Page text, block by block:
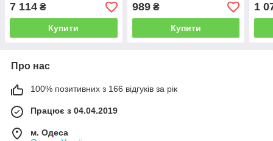
7 114 ₴
Купити
989₴
Купити
1
Про нас
100% позитивних з 166 відгуків за рік
Працює з 04.04.2019
м. Одеса